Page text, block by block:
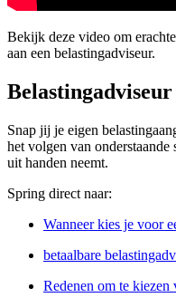
Bekijk deze video om
aan een belastingadviseur.
Snap jij je eigen
het volgen van
uit handen neemt.
Spring direct naar:
Wanneer kies je voor
betaalbare
Redenen om te